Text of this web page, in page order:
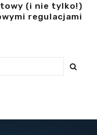
(i nie tylko!)
regulacjami